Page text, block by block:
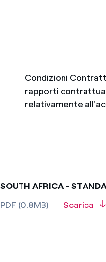
Condizioni
rapporti
relativamente
SOUTH AFRICA -
PDF (0.8MB)
Scarica